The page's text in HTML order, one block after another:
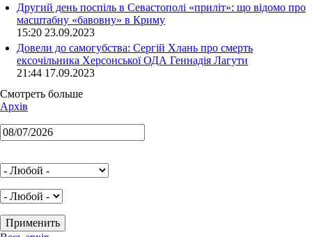
Другий день поспіль в Севастополі «приліт»: що відомо про
масштабну «бавовну» в Криму
15:20 23.09.2023
Довели до самогубства: Сергій Хлань про смерть
ексочільника Херсонської ОДА Геннадія Лагути
21:44 17.09.2023
Смотреть больше
Архів